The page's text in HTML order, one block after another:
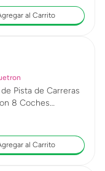
al Carrito
Pista de Carreras
8 Coches
al Carrito